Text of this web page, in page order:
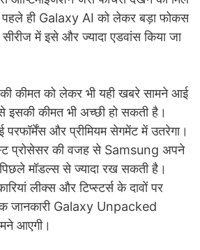
ही Galaxy AI को लेकर बड़ा फोकस
में इसे और ज्यादा एडवांस किया जा
कीमत को लेकर भी यही खबरे सामने आई
इसकी कीमत भी अच्छी हो सकती है।
परफॉर्मेंस और प्रीमियम सेगमेंट में उतरेगा।
प्रोसेसर की वजह से Samsung अपने
मॉडल्स से ज्यादा रख सकती है।
लीक्स और टिप्स्टर्स के दावों पर
जानकारी Galaxy Unpacked
आएगी।